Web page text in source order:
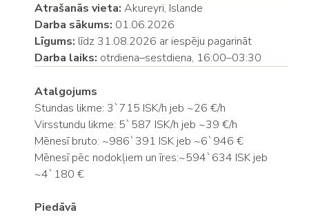
Atrašanās vieta: Akureyri, Islande
Darba sākums: 01.06.2026
Līgums: līdz 31.08.2026 ar iespēju pagarināt
Darba laiks: otrdiena–sestdiena, 16:00–03:30
Atalgojums
Stundas likme: 3`715 ISK/h jeb ~26 €/h
Virsstundu likme: 5`587 ISK/h jeb ~39 €/h
Mēnesī bruto: ~986`391 ISK jeb ~6`946 €
Mēnesī pēc nodokļiem un īres:~594`634 ISK jeb
~4`180 €
Piedāvā